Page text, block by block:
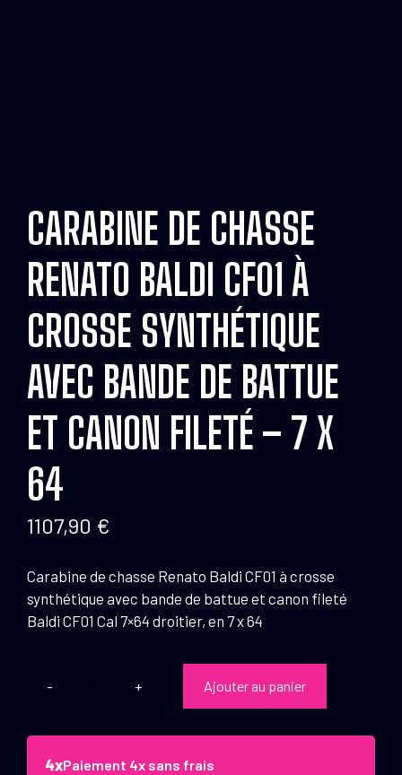
CARABINE DE CHASSE
RENATO BALDI CF01 À
CROSSE SYNTHÉTIQUE
AVEC BANDE DE BATTUE
ET CANON FILETÉ – 7 X
64
1107,90 €
Carabine de chasse Renato Baldi CF01 à crosse
synthétique avec bande de battue et canon fileté
Baldi CF01 Cal 7×64 droitier, en 7 x 64
quantité
Carabine
de
Ajouter au panier
Paiement 4x sans frais